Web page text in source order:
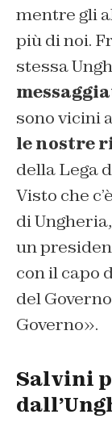
mentre gli
più di noi.
stessa
sono vicini
le nostre
della Lega
Visto che
di
un
con il capo
del
Governo».
Salvini